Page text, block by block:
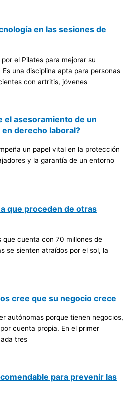
en las sesiones de
el Pilates para mejorar su
una disciplina apta para personas
con artritis, jóvenes
el asesoramiento de un
derecho laboral?
un papel vital en la protección
y la garantía de un entorno
que proceden de otras
que cuenta con 70 millones de
se sienten atraídos por el sol, la
cree que su negocio crece
autónomas porque tienen negocios,
cuenta propia. En el primer
tres
para prevenir las